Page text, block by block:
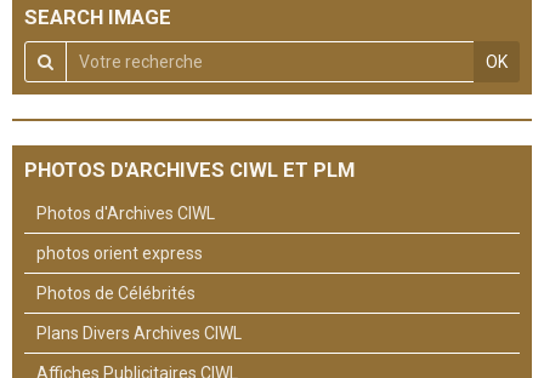
SEARCH IMAGE
OK
PHOTOS D'ARCHIVES CIWL ET PLM
Photos d'Archives CIWL
photos orient express
Photos de Célébrités
Plans Divers Archives CIWL
Affiches Publicitaires CIWL